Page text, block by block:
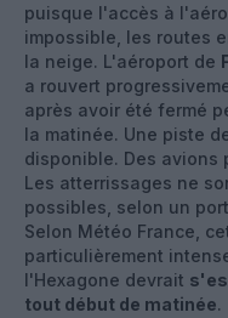
puisque l'accès à
impossible, les routes
la neige. L'aéroport de
a rouvert
après avoir été fermé
la matinée. Une piste
disponible. Des avions
Les atterrissages ne
possibles, selon un
Selon Météo France,
particulièrement
l'Hexagone devrait
tout début de matinée.